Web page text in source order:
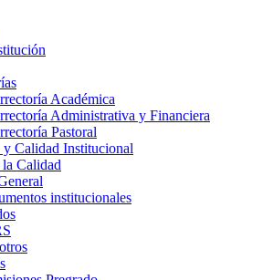
Académica
Administrativa y Financiera
Pastoral
y Calidad Institucional
Calidad
institucionales